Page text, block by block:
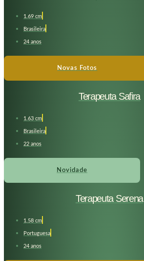
1.69 cm
Brasileira
24 anos
Novas Fotos
Terapeuta Safira
1.63 cm
Brasileira
22 anos
Novidade
Terapeuta Serena
1,58 cm
Portuguesa
24 anos